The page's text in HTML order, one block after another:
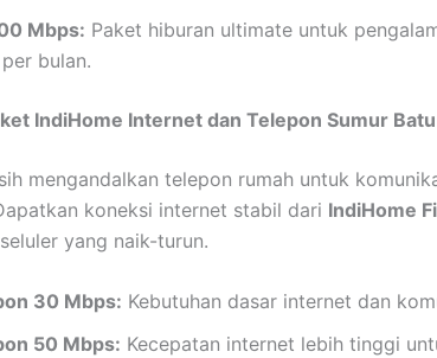
Mbps: Paket hiburan ultimate untuk
per bulan.
IndiHome Internet dan Telepon Sumur
mengandalkan telepon rumah untuk
koneksi internet stabil dari IndiHome
yang naik-turun.
30 Mbps: Kebutuhan dasar internet dan
50 Mbps: Kecepatan internet lebih tinggi